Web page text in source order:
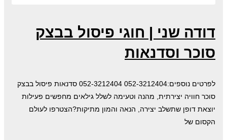
דודה שני | חוגי פיסול בבצק
סוכר וסדנאות
לפרטים נוספים:052-3212404 052-3212404 סדנאות פיסול בבצק
סוכר חוויה יצירתית, מהנה וטעימה לשלל גילאים מחפשים פעילות
יוצאת דופן שתשלב יצירה, הנאה והמון מתיקות?הצטרפו לעולם
הקסום של